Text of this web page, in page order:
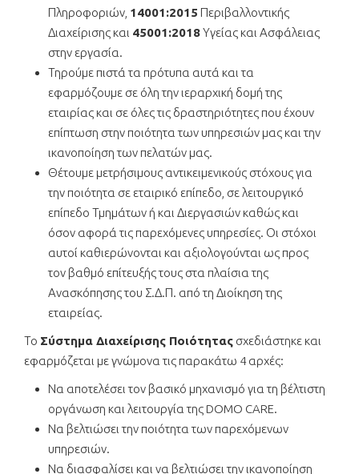
Πληροφοριών, 14001:2015 Περιβαλλοντικής
Διαχείρισης και 45001:2018Υγείας και Ασφάλειας
στην εργασία.
Τηρούμε πιστά τα πρότυπα αυτά και τα
εφαρμόζουμε σε όλη την ιεραρχική δομή της
εταιρίας και σε όλες τις δραστηριότητες που έχουν
επίπτωση στην ποιότητα των υπηρεσιών μας και την
ικανοποίηση των πελατών μας.
Θέτουμε μετρήσιμους αντικειμενικούς στόχους για
την ποιότητα σε εταιρικό επίπεδο, σε λειτουργικό
επίπεδο Τμημάτων ή και Διεργασιών καθώς και
όσον αφορά τις παρεχόμενες υπηρεσίες. Οι στόχοι
αυτοί καθιερώνονται και αξιολογούνται ως προς
τον βαθμό επίτευξής τους στα πλαίσια της
Ανασκόπησης του Σ.Δ.Π. από τη Διοίκηση της
εταιρείας.
Το Σύστημα Διαχείρισης Ποιότητας σχεδιάστηκε και
εφαρμόζεται με γνώμονα τις παρακάτω 4 αρχές:
Να αποτελέσει τον βασικό μηχανισμό για τη βέλτιστη
οργάνωση και λειτουργία της DOMO CARE.
Να βελτιώσει την ποιότητα των παρεχόμενων
υπηρεσιών.
Να διασφαλίσει και να βελτιώσει την ικανοποίηση